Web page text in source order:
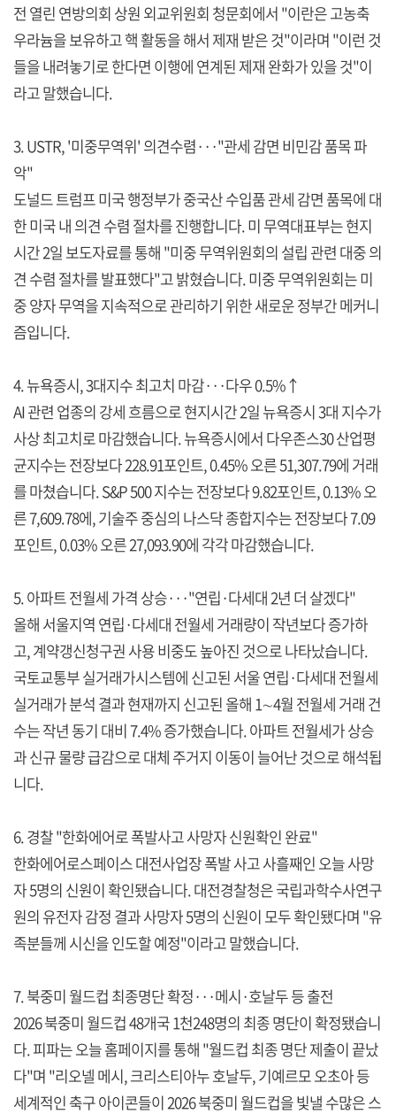
전 열린 연방의회 상원 외교위원회 청문회에서 "이란은 고농축
우라늄을 보유하고 핵 활동을 해서 제재 받은 것"이라며 "이런 것
들을 내려놓기로 한다면 이행에 연계된 제재 완화가 있을 것"이
라고 말했습니다.
3. USTR, '미중무역위' 의견수렴···"관세 감면 비민감 품목 파
악"
도널드 트럼프 미국 행정부가 중국산 수입품 관세 감면 품목에 대
한 미국 내 의견 수렴 절차를 진행합니다. 미 무역대표부는 현지
시간 2일 보도자료를 통해 "미중 무역위원회의 설립 관련 대중 의
견 수렴 절차를 발표했다"고 밝혔습니다. 미중 무역위원회는 미
중 양자 무역을 지속적으로 관리하기 위한 새로운 정부간 메커니
즘입니다.
4. 뉴욕증시, 3대지수 최고치 마감···다우 0.5%↑
AI 관련 업종의 강세 흐름으로 현지시간 2일 뉴욕증시 3대 지수가
사상 최고치로 마감했습니다. 뉴욕증시에서 다우존스30 산업평
균지수는 전장보다 228.91포인트, 0.45% 오른 51,307.79에 거래
를 마쳤습니다. S&P 500 지수는 전장보다 9.82포인트, 0.13% 오
른 7,609.78에, 기술주 중심의 나스닥 종합지수는 전장보다 7.09
포인트, 0.03% 오른 27,093.90에 각각 마감했습니다.
5. 아파트 전월세 가격 상승···"연립·다세대 2년 더 살겠다"
올해 서울지역 연립·다세대 전월세 거래량이 작년보다 증가하
고, 계약갱신청구권 사용 비중도 높아진 것으로 나타났습니다.
국토교통부 실거래가시스템에 신고된 서울 연립·다세대 전월세
실거래가 분석 결과 현재까지 신고된 올해 1∼4월 전월세 거래 건
수는 작년 동기 대비 7.4% 증가했습니다. 아파트 전월세가 상승
과 신규 물량 급감으로 대체 주거지 이동이 늘어난 것으로 해석됩
니다.
6. 경찰 "한화에어로 폭발사고 사망자 신원확인 완료"
한화에어로스페이스 대전사업장 폭발 사고 사흘째인 오늘 사망
자 5명의 신원이 확인됐습니다. 대전경찰청은 국립과학수사연구
원의 유전자 감정 결과 사망자 5명의 신원이 모두 확인됐다며 "유
족분들께 시신을 인도할 예정"이라고 말했습니다.
7. 북중미 월드컵 최종명단 확정···메시·호날두 등 출전
2026 북중미 월드컵 48개국 1천248명의 최종 명단이 확정됐습니
다. 피파는 오늘 홈페이지를 통해 "월드컵 최종 명단 제출이 끝났
다"며 "리오넬 메시, 크리스티아누 호날두, 기예르모 오초아 등
세계적인 축구 아이콘들이 2026 북중미 월드컵을 빛낼 수많은 스